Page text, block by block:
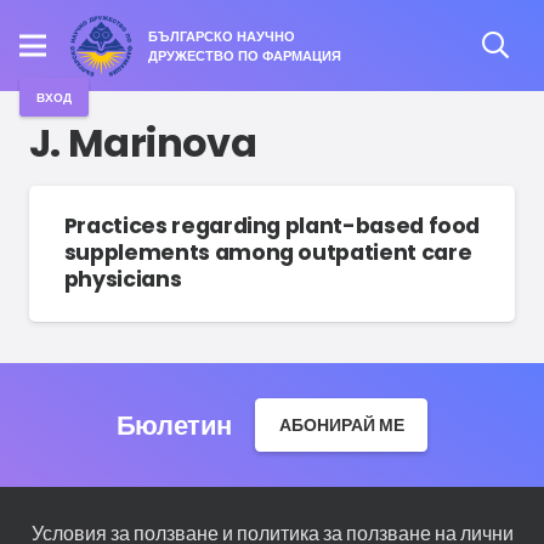
БЪЛГАРСКО НАУЧНО
ДРУЖЕСТВО ПО ФАРМАЦИЯ
ВХОД
J. Marinova
Practices regarding plant-based food
supplements among outpatient care
physicians
Бюлетин АБОНИРАЙ МЕ
Условия за ползване и политика за ползване на лични